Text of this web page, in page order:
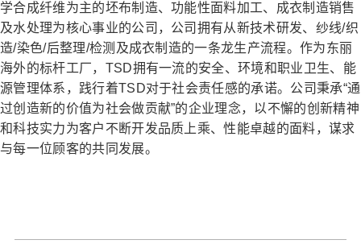
学合成纤维为主的坯布制造、功能性面料加工、成衣制造销售
及水处理为核心事业的公司，公司拥有从新技术研发、纱线/织
造/染色/后整理/检测及成衣制造的一条龙生产流程。作为东丽
海外的标杆工厂，TSD拥有一流的安全、环境和职业卫生、能
源管理体系，践行着TSD对于社会责任感的承诺。公司秉承“通
过创造新的价值为社会做贡献”的企业理念，以不懈的创新精神
和科技实力为客户不断开发品质上乘、性能卓越的面料，谋求
与每一位顾客的共同发展。